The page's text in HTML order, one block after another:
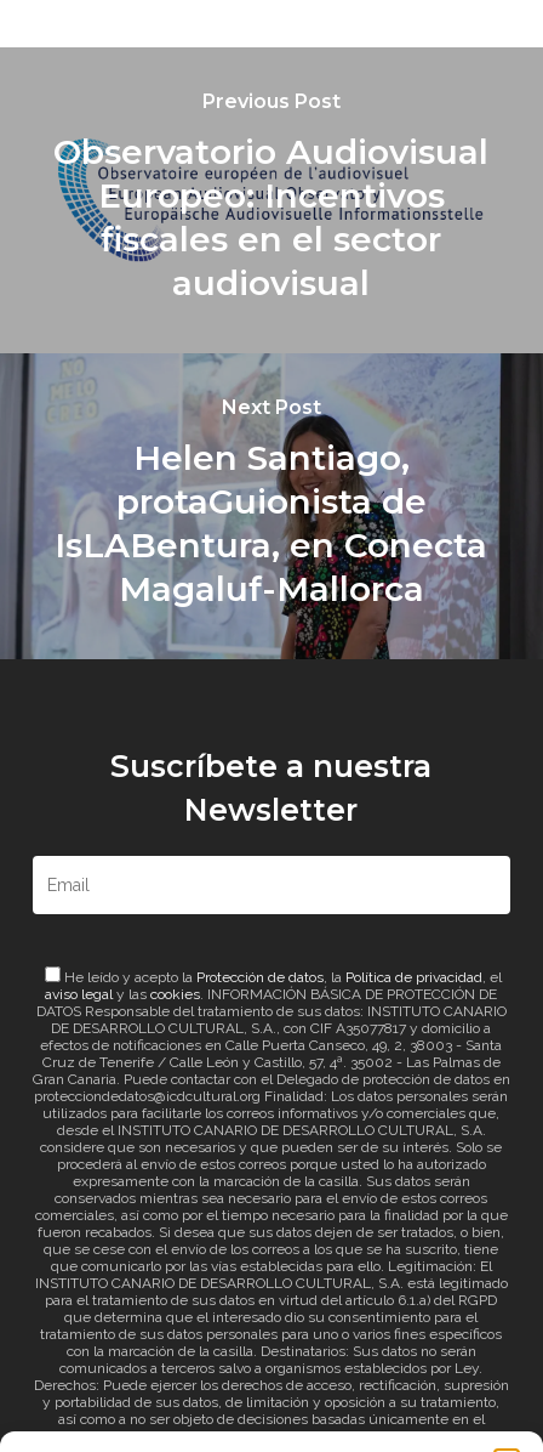
Previous Post
Observatorio Audiovisual
Europeo: Incentivos
fiscales en el sector
audiovisual
Next Post
Helen Santiago,
protaGuionista de
IsLABentura, en Conecta
Magaluf-Mallorca
Suscríbete a nuestra
Newsletter
He leído y acepto la Protección de datos, la Política de privacidad, el
aviso legaly lascookies. INFORMACIÓN BÁSICA DE PROTECCIÓN DE
DATOS Responsable del tratamiento de sus datos: INSTITUTO CANARIO
DE DESARROLLO CULTURAL, S.A., con CIF A35077817 y domicilio a
efectos de notificaciones en Calle Puerta Canseco, 49, 2, 38003 - Santa
Cruz de Tenerife / Calle León y Castillo, 57, 4ª. 35002 - Las Palmas de
Gran Canaria. Puede contactar con el Delegado de protección de datos en
protecciondedatos@icdcultural.org Finalidad: Los datos personales serán
utilizados para facilitarle los correos informativos y/o comerciales que,
desde el INSTITUTO CANARIO DE DESARROLLO CULTURAL, S.A.
considere que son necesarios y que pueden ser de su interés. Solo se
procederá al envío de estos correos porque usted lo ha autorizado
expresamente con la marcación de la casilla. Sus datos serán
conservados mientras sea necesario para el envío de estos correos
comerciales, así como por el tiempo necesario para la finalidad por la que
fueron recabados. Si desea que sus datos dejen de ser tratados, o bien,
que se cese con el envío de los correos a los que se ha suscrito, tiene
que comunicarlo por las vías establecidas para ello. Legitimación: El
INSTITUTO CANARIO DE DESARROLLO CULTURAL, S.A. está legitimado
para el tratamiento de sus datos en virtud del artículo 6.1.a) del RGPD
que determina que el interesado dio su consentimiento para el
tratamiento de sus datos personales para uno o varios fines específicos
con la marcación de la casilla. Destinatarios: Sus datos no serán
comunicados a terceros salvo a organismos establecidos por Ley.
Derechos: Puede ejercer los derechos de acceso, rectificación, supresión
y portabilidad de sus datos, de limitación y oposición a su tratamiento,
así como a no ser objeto de decisiones basadas únicamente en el
tratamiento automatizado de sus datos y revocar el consentimiento